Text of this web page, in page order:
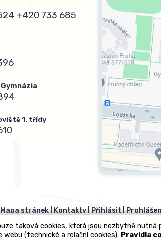
+420 733 685
Gymnázia
1. třídy
Mapa stránek|Kontakty|Přihlásit|
taková cookies, která jsou nezbytně nutná
(technické a relační cookies). Pravidla